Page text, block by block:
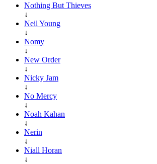
Nothing But Thieves
↓
Neil Young
↓
Nomy
↓
New Order
↓
Nicky Jam
↓
No Mercy
↓
Noah Kahan
↓
Nerin
↓
Niall Horan
↓